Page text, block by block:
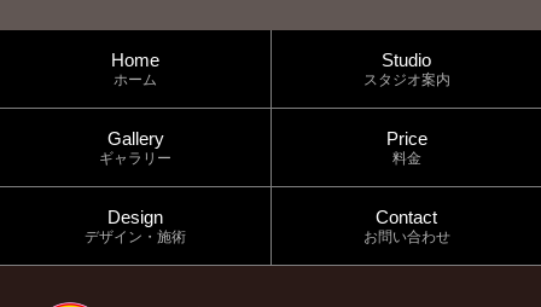
Home
ホーム
Studio
スタジオ案内
Gallery
ギャラリー
Price
料金
Design
デザイン・施術
Contact
お問い合わせ